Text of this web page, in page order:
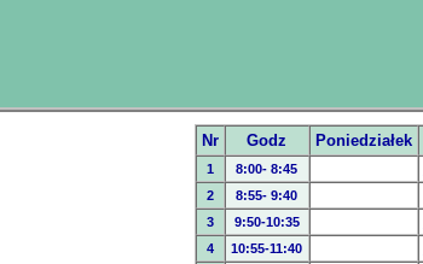
Nr Godz Poniedziałek
1 8:00- 8:45
2
8:55- 9:40
3
9:50-10:35
4
10:55-11:40